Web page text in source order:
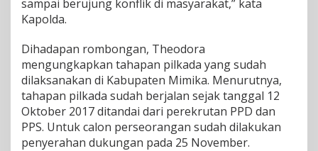
n
a
a
n
P
l
k
sampai berujung konflik di masyarakat,” kata
Kapolda.
Dihadapan rombongan, Theodora
mengungkapkan tahapan pilkada yang sudah
dilaksanakan di Kabupaten Mimika. Menurutnya,
tahapan pilkada sudah berjalan sejak tanggal 12
Oktober 2017 ditandai dari perekrutan PPD dan
PPS. Untuk calon perseorangan sudah dilakukan
penyerahan dukungan pada 25 November.